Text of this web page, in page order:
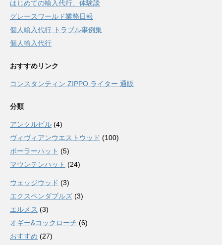
はじめての輸入代行、体験談
グレースワールド業務日報
個人輸入代行 トラブル事例集
個人輸入代行
おすすめリンク
コンスタンティン ZIPPO ライター 通販
分類
アンクルビル (4)
ヴィヴィアンウエストウッド (100)
ボーラーハット (5)
マウンテンハット (24)
ウェッジウッド (3)
エクスペンダブルズ (3)
エルメス (3)
オギー&コックローチ (6)
おすすめ (27)